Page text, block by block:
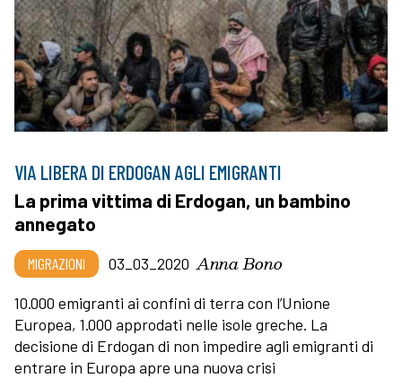
VIA LIBERA DI ERDOGAN AGLI EMIGRANTI
La prima vittima di Erdogan, un bambino
annegato
MIGRAZIONI 03_03_2020 Anna Bono
10.000 emigranti ai confini di terra con l’Unione
Europea, 1.000 approdati nelle isole greche. La
decisione di Erdogan di non impedire agli emigranti di
entrare in Europa apre una nuova crisi